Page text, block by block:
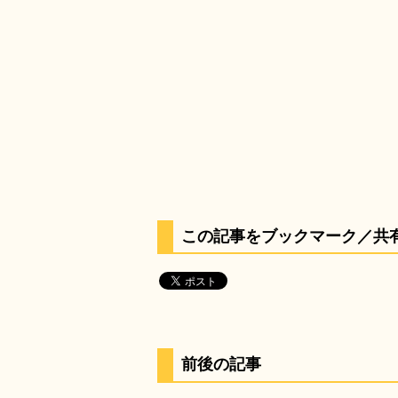
この記事をブックマーク／共
前後の記事